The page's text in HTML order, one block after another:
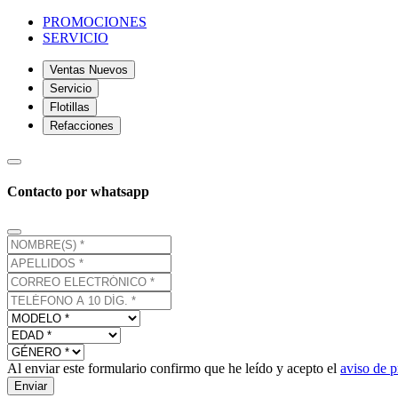
PROMOCIONES
SERVICIO
Ventas Nuevos
Servicio
Flotillas
Refacciones
Contacto por whatsapp
Al enviar este formulario confirmo que he leído y acepto el aviso de
Enviar